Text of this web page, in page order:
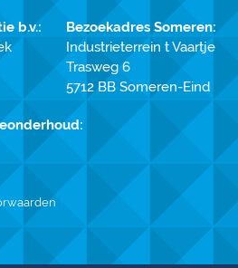
b.v.:
Bezoekadres Someren:
Industrieterrein t Vaartje
Trasweg 6
5712 BB Someren-Eind